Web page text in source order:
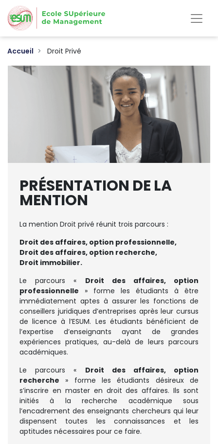
Aller
au
contenu
principal
Accueil Droit Privé
PRÉSENTATION DE LA
MENTION
La mention Droit privé réunit trois parcours :
Droit des affaires, option professionnelle,
Droit des affaires, option recherche,
Droit immobilier.
Le parcours « Droit des affaires, option
professionnelle » forme les étudiants à être
immédiatement aptes à assurer les fonctions de
conseillers juridiques d’entreprises après leur cursus
de licence à l’ESUM. Les étudiants bénéficient de
l’expertise d’enseignants ayant de grandes
expériences pratiques, au-delà de leurs parcours
académiques.
Le parcours « Droit des affaires, option
recherche » forme les étudiants désireux de
s’inscrire en master en droit des affaires. Ils sont
initiés à la recherche académique sous
l’encadrement des enseignants chercheurs qui leur
dispensent toutes les connaissances et les
aptitudes nécessaires pour ce faire.